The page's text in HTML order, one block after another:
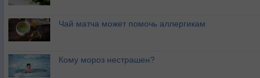
Чай матча может помочь аллергикам
Кому мороз нестрашен?